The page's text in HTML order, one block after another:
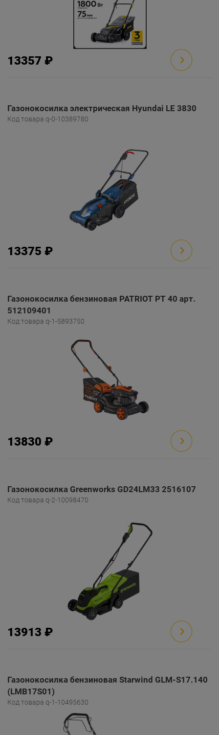
13357 ₽
Газонокосилка электрическая Hyundai LE 3830
Код товара q-0-10389780
13375 ₽
Газонокосилка бензиновая PATRIOT PT 40 арт.
512109401
Код товара q-1-5893750
13830 ₽
Газонокосилка Greenworks GD24LM33 2516107
Код товара q-2-10098470
13913 ₽
Газонокосилка бензиновая Starwind GLM-S17.140
(LMB17S01)
Код товара q-1-10495630